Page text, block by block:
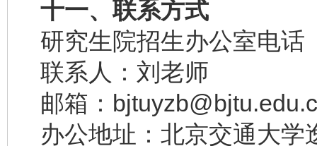
十一、联系方式
研究生院招生办公室电话
联系人：刘老师
邮箱：
办公地址：北京交通大学